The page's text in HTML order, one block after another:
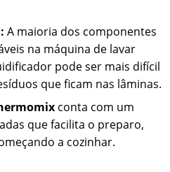
A maioria dos componentes
na máquina de lavar
pode ser mais difícil
que ficam nas lâminas.
conta com um
que facilita o preparo,
a cozinhar.